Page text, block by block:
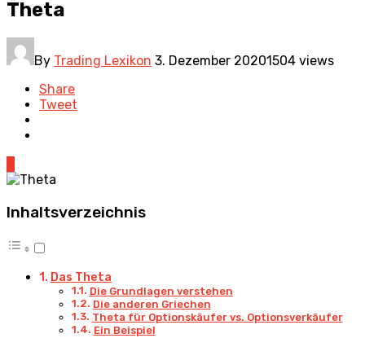
Theta
By Trading Lexikon 3. Dezember 20201504 views
Share
Tweet
Inhaltsverzeichnis
Das Theta
Die Grundlagen verstehen
Die anderen Griechen
Theta für Optionskäufer vs. Optionsverkäufer
Ein Beispiel